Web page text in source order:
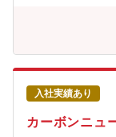
ング/業務サポー
のコンタクトパー
改善、DX推進【
ループへの配属を
チームのリーダー
標となり、チーム
担当業務におい
化、②稼働拠点に
入社実績あり
カーボンニュ